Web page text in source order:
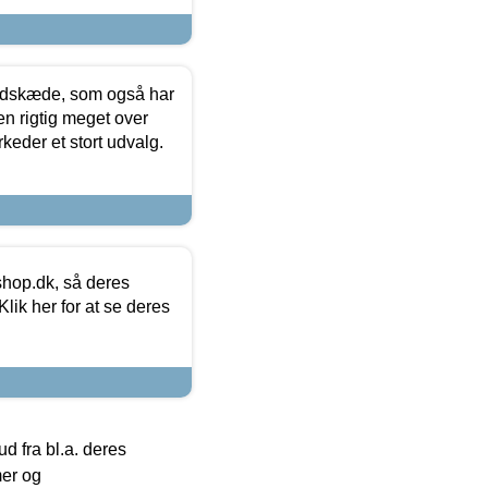
som også har
rigtig meget over
et stort udvalg.
så deres
her for at se deres
fra bl.a. deres
og